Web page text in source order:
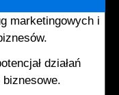
marketingowych i
działań